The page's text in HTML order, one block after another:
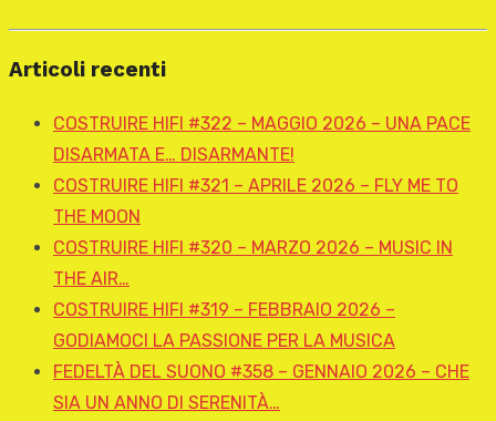
Articoli recenti
COSTRUIRE HIFI #322 – MAGGIO 2026 – UNA PACE
DISARMATA E… DISARMANTE!
COSTRUIRE HIFI #321 – APRILE 2026 – FLY ME TO
THE MOON
COSTRUIRE HIFI #320 – MARZO 2026 – MUSIC IN
THE AIR…
COSTRUIRE HIFI #319 – FEBBRAIO 2026 –
GODIAMOCI LA PASSIONE PER LA MUSICA
FEDELTÀ DEL SUONO #358 – GENNAIO 2026 – CHE
SIA UN ANNO DI SERENITÀ…